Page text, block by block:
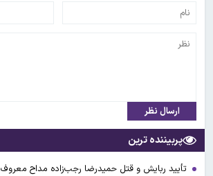
ارسال نظر
پربیننده ترین
تأیید ربایش و قتل حمیدرضا رجب‌زاده مداح معروف